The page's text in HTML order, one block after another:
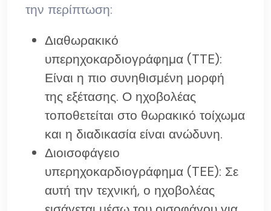
την περίπτωση:
Διαθωρακικό
υπερηχοκαρδιογράφημα (TTE):
Είναι η πιο συνηθισμένη μορφή
της εξέτασης. Ο ηχοβολέας
τοποθετείται στο θωρακικό τοίχωμα
και η διαδικασία είναι ανώδυνη.
Διοισοφάγειο
υπερηχοκαρδιογράφημα (TEE): Σε
αυτή την τεχνική, ο ηχοβολέας